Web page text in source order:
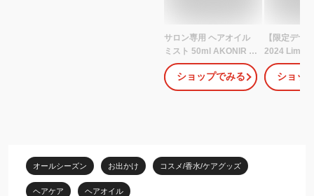
サロン専用 ヘアオイル
ミスト 50ml AKONIR ア
コニル 剛毛 スタイリン
グ ヘアオイル 50ml オイ
ルミスト スタイリング
無香
ショップでみる
【限定デザ
2024
(アンドハニ
サボン ヘア
100ml | ヘ
ショッ
オールシーズン お出かけ コスメ/香水/ケアグッズ
ヘアケア ヘアオイル